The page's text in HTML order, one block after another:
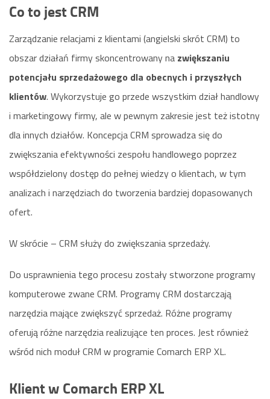
Co to jest CRM
Zarządzanie relacjami z klientami (angielski skrót CRM) to
obszar działań firmy skoncentrowany na zwiększaniu
potencjału sprzedażowego dla obecnych i przyszłych
klientów. Wykorzystuje go przede wszystkim dział handlowy
i marketingowy firmy, ale w pewnym zakresie jest też istotny
dla innych działów. Koncepcja CRM sprowadza się do
zwiększania efektywności zespołu handlowego poprzez
współdzielony dostęp do pełnej wiedzy o klientach, w tym
analizach i narzędziach do tworzenia bardziej dopasowanych
ofert.
W skrócie – CRM służy do zwiększania sprzedaży.
Do usprawnienia tego procesu zostały stworzone programy
komputerowe zwane CRM. Programy CRM dostarczają
narzędzia mające zwiększyć sprzedaż. Różne programy
oferują różne narzędzia realizujące ten proces. Jest również
wśród nich moduł CRM w programie Comarch ERP XL.
Klient w Comarch ERP XL